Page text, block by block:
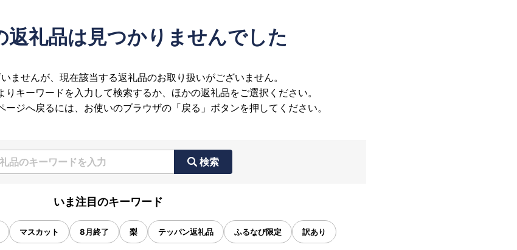
返礼品は見つかりませんでした
ませんが、現在該当する返礼品のお取り扱いがございません。
りキーワードを入力して検索するか、ほかの返礼品をご選択ください。
ジへ戻るには、お使いのブラウザの「戻る」ボタンを押してください。
検索
いま注目のキーワード
マスカット 8月終了 梨 テッパン返礼品 ふるなび限定 訳あり